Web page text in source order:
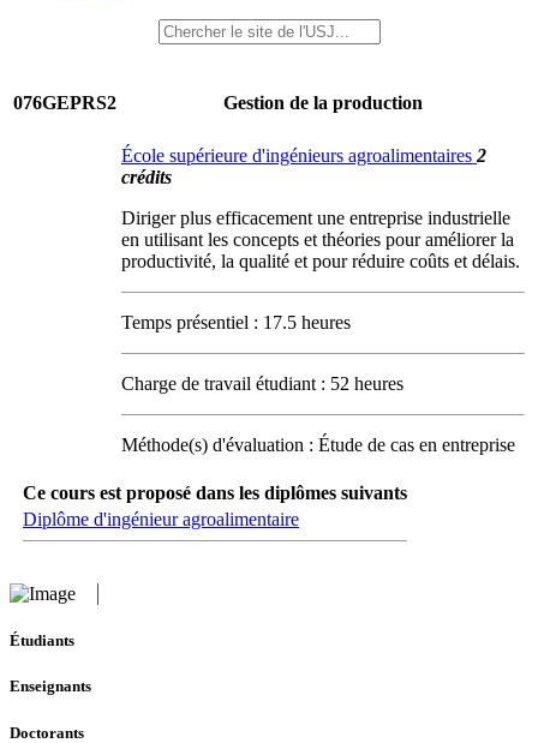
076GEPRS2 Gestion de la production
École supérieure d'ingénieurs agroalimentaires 2
crédits
Diriger plus efficacement une entreprise industrielle
en utilisant les concepts et théories pour améliorer la
productivité, la qualité et pour réduire coûts et délais.
Temps présentiel : 17.5 heures
Charge de travail étudiant : 52 heures
Méthode(s) d'évaluation : Étude de cas en entreprise
Ce cours est proposé dans les diplômes suivants
Diplôme d'ingénieur agroalimentaire
Étudiants
Enseignants
Doctorants